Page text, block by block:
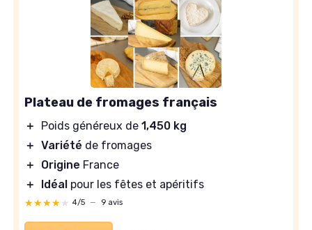
Plateau de fromages français
＋ Poids généreux de 1,450 kg
＋ Variété de fromages
＋
Origine France
＋
Idéal pour les fêtes et apéritifs
★★★★★
★★★★★ 4/5 — 9 avis